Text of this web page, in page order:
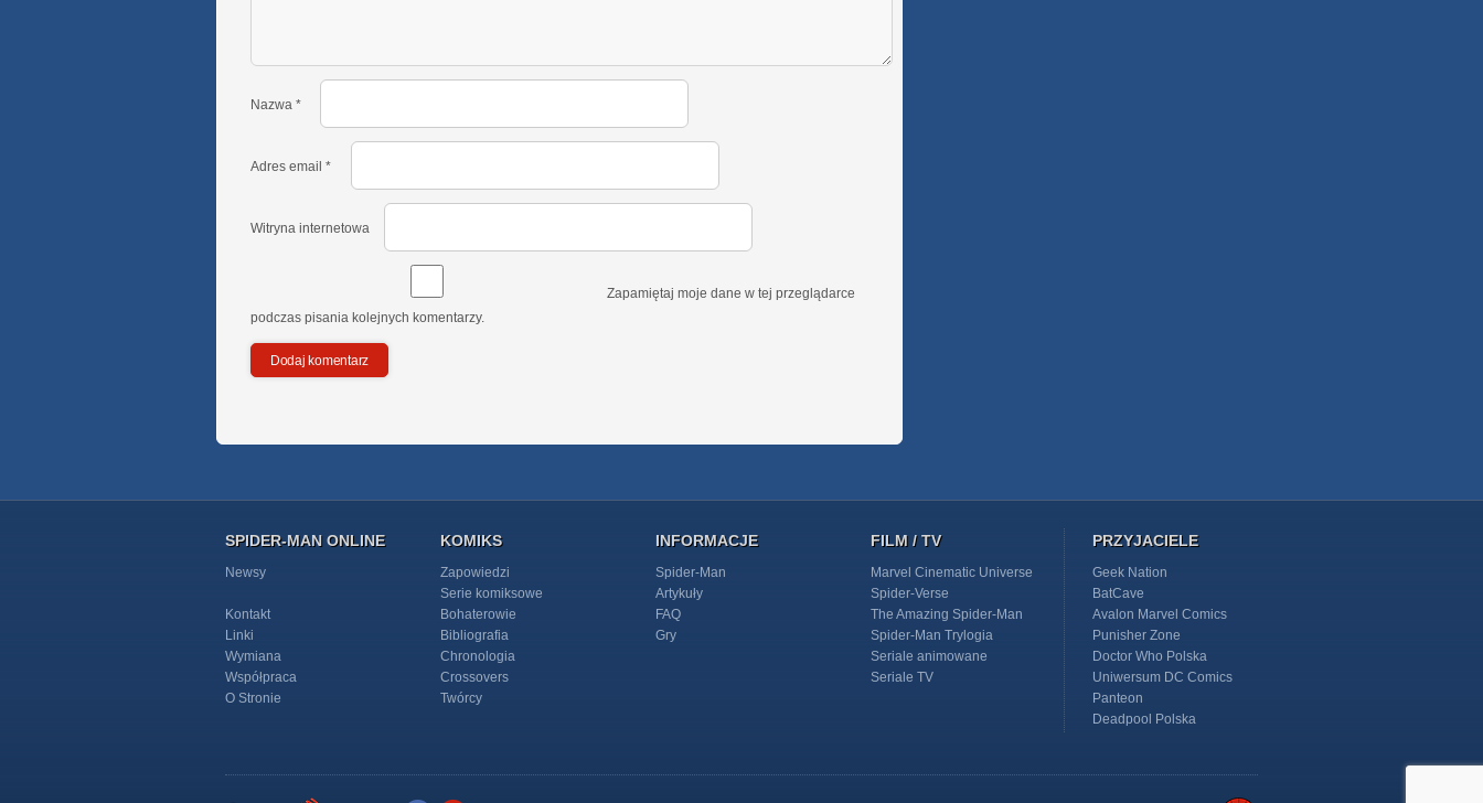
Nazwa *
Adres email *
Witryna internetowa
Zapamiętaj moje dane w tej przeglądarce
podczas pisania kolejnych komentarzy.
SPIDER-MAN ONLINE
Newsy
Kontakt
Linki
Wymiana
Współpraca
O Stronie
KOMIKS
Zapowiedzi
Serie komiksowe
Bohaterowie
Bibliografia
Chronologia
Crossovers
Twórcy
INFORMACJE
Spider-Man
Artykuły
FAQ
Gry
FILM / TV
Marvel Cinematic Universe
Spider-Verse
The Amazing Spider-Man
Spider-Man Trylogia
Seriale animowane
Seriale TV
PRZYJACIELE
Geek Nation
BatCave
Avalon Marvel Comics
Punisher Zone
Doctor Who Polska
Uniwersum DC Comics
Panteon
Deadpool Polska